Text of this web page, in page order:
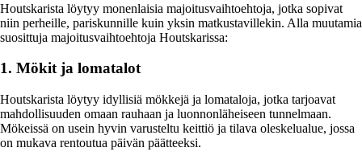
Houtskarista löytyy monenlaisia majoitusvaihtoehtoja, jotka sopivat
niin perheille, pariskunnille kuin yksin matkustavillekin. Alla muutamia
suosittuja majoitusvaihtoehtoja Houtskarissa:
1. Mökit ja lomatalot
Houtskarista löytyy idyllisiä mökkejä ja lomataloja, jotka tarjoavat
mahdollisuuden omaan rauhaan ja luonnonläheiseen tunnelmaan.
Mökeissä on usein hyvin varusteltu keittiö ja tilava oleskelualue, jossa
on mukava rentoutua päivän päätteeksi.